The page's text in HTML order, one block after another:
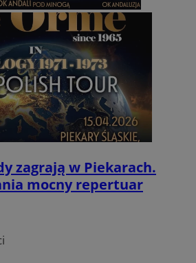
zagrają w Piekarach.
mocny repertuar